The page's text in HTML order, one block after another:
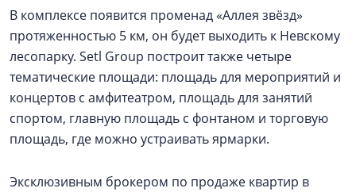
В комплексе появится променад «Аллея звёзд»
протяженностью 5 км, он будет выходить к Невскому
лесопарку. Setl Group построит также четыре
тематические площади: площадь для мероприятий и
концертов с амфитеатром, площадь для занятий
спортом, главную площадь с фонтаном и торговую
площадь, где можно устраивать ярмарки.
Эксклюзивным брокером по продаже квартир в